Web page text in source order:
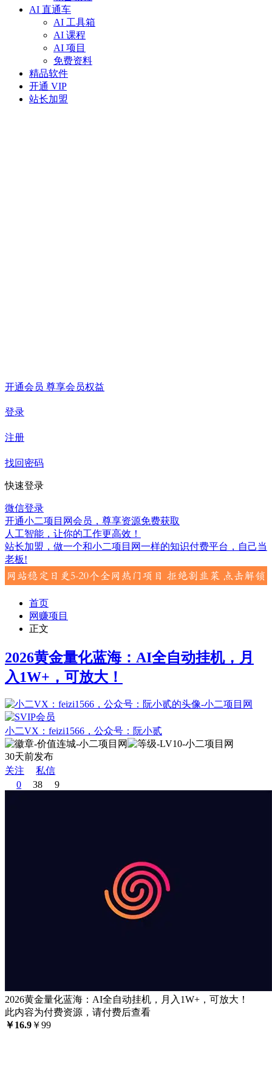
AI 直通车
AI 工具箱
AI 课程
AI 项目
免费资料
精品软件
开通 VIP
站长加盟
开通会员 尊享会员权益
登录
注册
找回密码
快速登录
微信登录
开通小二项目网会员，尊享资源免费获取
人工智能，让你的工作更高效！
站长加盟，做一个和小二项目网一样的知识付费平台，自己当
老板!
首页
网赚项目
正文
2026黄金量化蓝海：AI全自动挂机，月
入1W+，可放大！
小二VX：feizi1566，公众号：阮小贰
30天前发布
关注
私信
0
38 9
2026黄金量化蓝海：AI全自动挂机，月入1W+，可放大！
此内容为付费资源，请付费后查看
￥16.9 ￥99